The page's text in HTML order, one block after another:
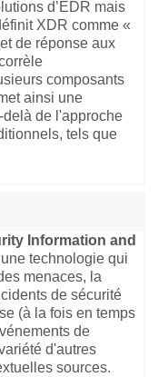
d’EDR mais
XDR comme «
de réponse aux
composants
ainsi une
de l'approche
tels que
Information and
technologie qui
menaces, la
de sécurité
(à la fois en temps
de
d'autres
sources.